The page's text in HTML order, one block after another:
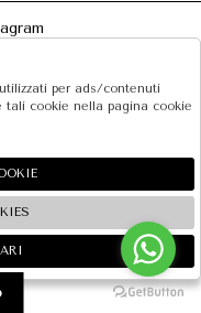
Ateliersocietàgruppo Zucchetti
per ads/contenuti
tali cookie nella pagina cookie